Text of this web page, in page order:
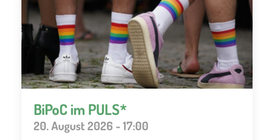
BiPoC im PULS*
20. August 2026 - 17:00